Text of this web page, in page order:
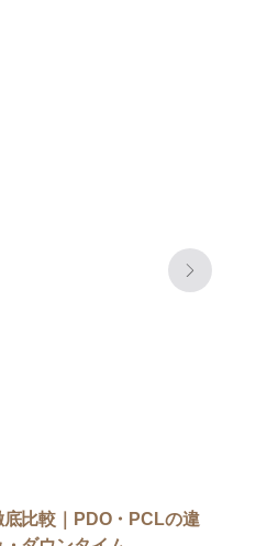
比較｜PDO・PCLの違